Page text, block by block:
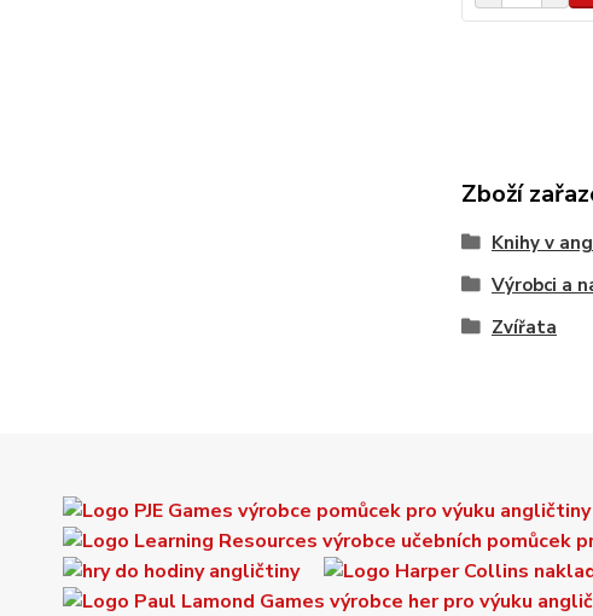
Zboží
Knihy v
Výrobci a
Zvířata